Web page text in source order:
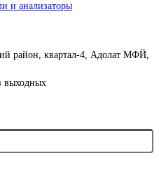
и анализаторы
район, квартал-4, Адолат МФЙ,
выходных